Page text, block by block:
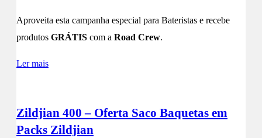
Aproveita esta campanha especial para Bateristas e recebe
produtos GRÁTIS com a Road Crew.
Ler mais
Zildjian 400 – Oferta Saco Baquetas em
Packs Zildjian